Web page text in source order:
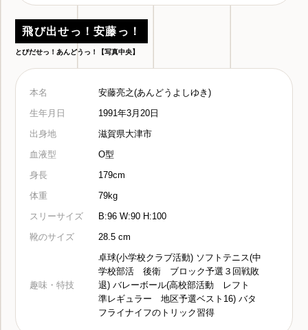
飛び出せっ！安藤っ！
とびだせっ！あんどうっ！【写真中央】
本名
安藤亮之(あんどうよしゆき)
生年月日
1991年3月20日
出身地
滋賀県大津市
血液型
O型
身長
179cm
体重
79kg
スリーサイズ
B:96 W:90 H:100
靴のサイズ
28.5 cm
趣味・特技
卓球(小学校クラブ活動) ソフトテニス(中
学校部活 後衛 ブロック予選３回戦敗
退) バレーボール(高校部活動 レフト
準レギュラー 地区予選ベスト16) バタ
フライナイフのトリック習得